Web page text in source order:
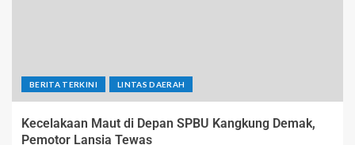
BERITA TERKINI LINTAS DAERAH
Kecelakaan Maut di Depan SPBU Kangkung Demak,
Pemotor Lansia Tewas